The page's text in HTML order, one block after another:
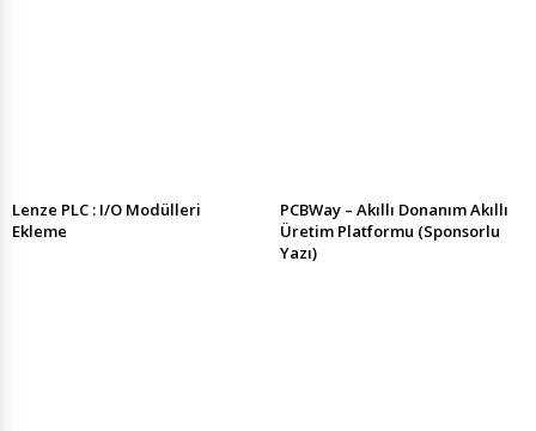
Lenze PLC : I/O Modülleri
Ekleme
PCBWay – Akıllı Donanım Akıllı
Üretim Platformu (Sponsorlu
Yazı)